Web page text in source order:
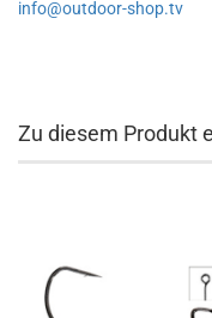
info@outdoor-shop.tv
Zu diesem Produkt